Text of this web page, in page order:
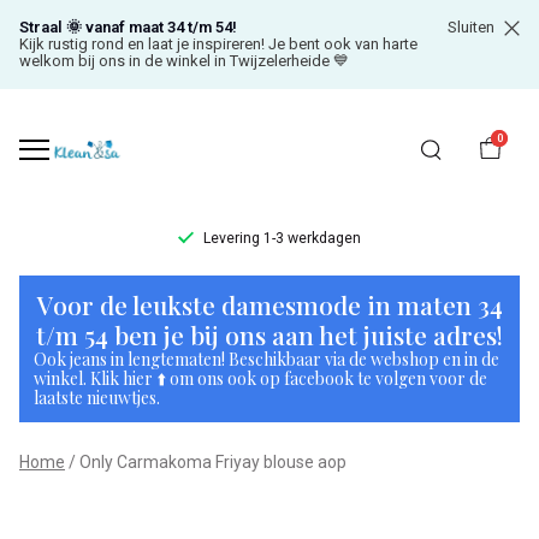
Straal 🌞 vanaf maat 34 t/m 54!
Kijk rustig rond en laat je inspireren! Je bent ook van harte
welkom bij ons in de winkel in Twijzelerheide 💙
Sluiten
0
Levering 1-3 werkdagen
Only
Carmakoma
Friyay
blouse
aop
Voor de leukste damesmode in maten 34
t/m 54 ben je bij ons aan het juiste adres!
Ook jeans in lengtematen! Beschikbaar via de webshop en in de
winkel. Klik hier ⬆️ om ons ook op facebook te volgen voor de
laatste nieuwtjes.
Home Only Carmakoma Friyay blouse aop